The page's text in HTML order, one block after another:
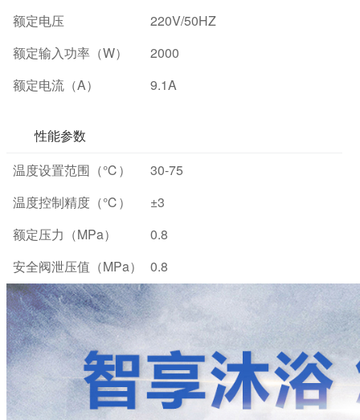
额定电压
220V/50HZ
额定输入功率（W）
2000
额定电流（A）
9.1A
性能参数
温度设置范围（℃）
30-75
温度控制精度（℃）
±3
额定压力（MPa）
0.8
安全阀泄压值（MPa）
0.8